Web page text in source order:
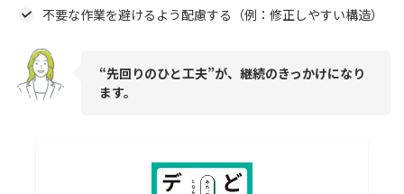
不要な作業を避けるよう配慮する（例：修正しやすい構造）
“先回りのひと工夫”が、継続のきっかけになり
ます。